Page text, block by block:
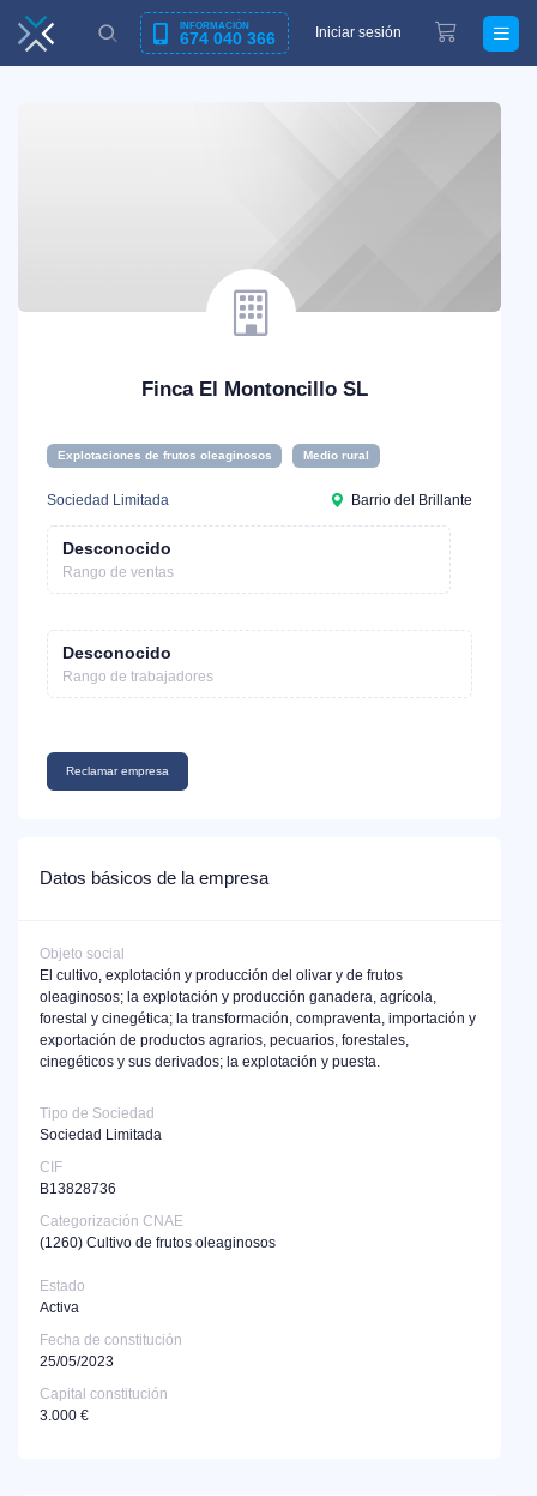
INFORMACIÓN
674 040 366 Iniciar sesión
Finca El Montoncillo SL
Explotaciones de frutos oleaginosos Medio rural
Sociedad Limitada Barrio del Brillante
Desconocido
Rango de ventas
Desconocido
Rango de trabajadores
Reclamar empresa
Datos básicos de la empresa
Objeto social
El cultivo, explotación y producción del olivar y de frutos
oleaginosos; la explotación y producción ganadera, agrícola,
forestal y cinegética; la transformación, compraventa, importación y
exportación de productos agrarios, pecuarios, forestales,
cinegéticos y sus derivados; la explotación y puesta.
Tipo de Sociedad
Sociedad Limitada
CIF
B13828736
Categorización CNAE
(1260) Cultivo de frutos oleaginosos
Estado
Activa
Fecha de constitución
25/05/2023
Capital constitución
3.000 €